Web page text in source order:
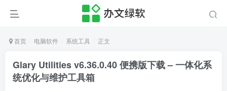
首页 电脑软件 系统工具 正文
Glary Utilities v6.36.0.40 便携版下载 – 一体化系
统优化与维护工具箱